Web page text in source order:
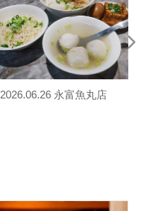
2026.06.26 永富魚丸店